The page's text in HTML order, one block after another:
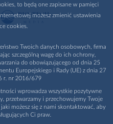
to będą one zapisane w pamięci
możesz zmienić ustawienia
cookies.
Twoich danych osobowych, firma
szczególną wagę do ich ochrony,
do obowiązującego od dnia 25
Europejskiego i Rady (UE) z dnia 27
r. nr 2016/679
wprowadza wszystkie pozytywne
przetwarzamy i przechowujemy Twoje
możesz się z nami skontaktować, aby
Ci praw.